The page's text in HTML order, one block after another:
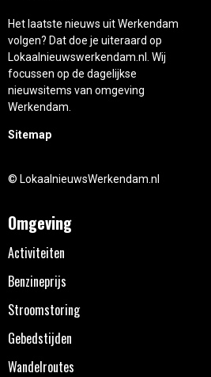
Het laatste nieuws uit Werkendam
volgen? Dat doe je uiteraard op
Lokaalnieuwswerkendam.nl. Wij
focussen op de dagelijkse
nieuwsitems van omgeving
Werkendam.
Sitemap
© LokaalnieuwsWerkendam.nl
Omgeving
Activiteiten
Benzineprijs
Stroomstoring
Gebedstijden
Wandelroutes